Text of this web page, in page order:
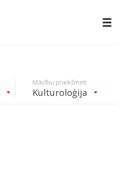
Mācību priekšmeti
Kulturoloģija